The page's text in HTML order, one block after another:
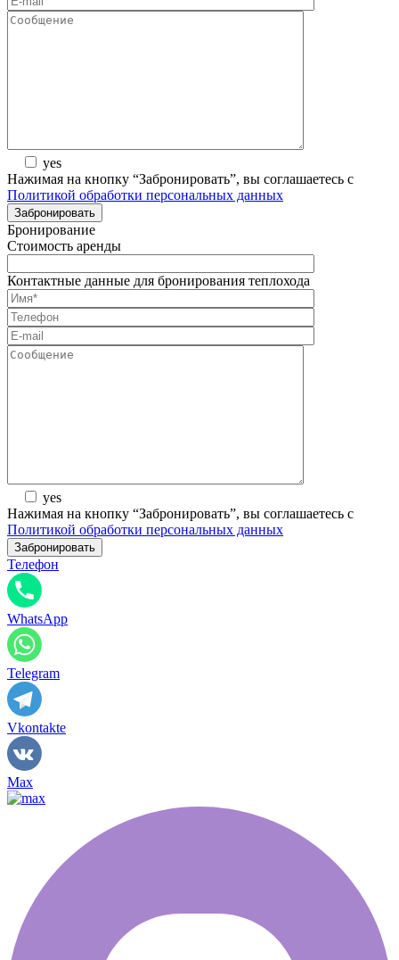
yes
Нажимая на кнопку “Забронировать”, вы соглашаетесь с
Политикой обработки персональных данных
Бронирование
Стоимость аренды
Контактные данные для бронирования теплохода
yes
Нажимая на кнопку “Забронировать”, вы соглашаетесь с
Политикой обработки персональных данных
Телефон
WhatsApp
Telegram
Vkontakte
Max